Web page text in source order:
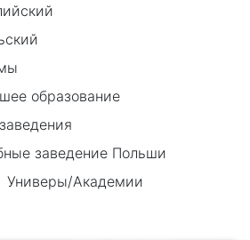
образование
заведение Польши
Универы/Академии